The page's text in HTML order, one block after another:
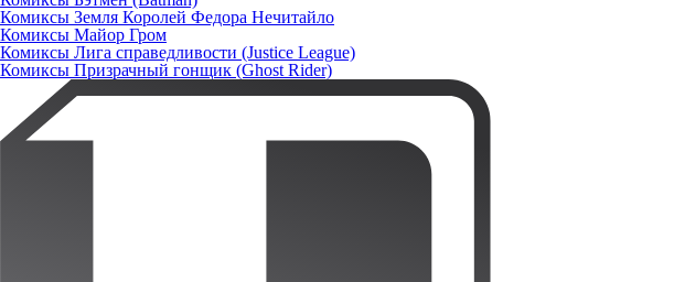
Комиксы Земля Королей Федора Нечитайло
Комиксы Майор Гром
Комиксы Лига справедливости (Justice League)
Комиксы Призрачный гонщик (Ghost Rider)